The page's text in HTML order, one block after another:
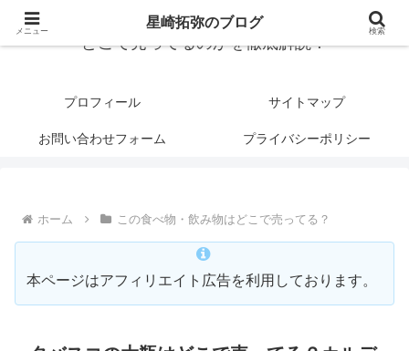
どこで売ってるのかを徹底解説！
プロフィール サイトマップ
お問い合わせフォーム プライバシーポリシー
ホーム この食べ物・飲み物はどこで売ってる？
本ページはアフィリエイト広告を利用しております。
メニュー
星崎拓弥のブログ
検索